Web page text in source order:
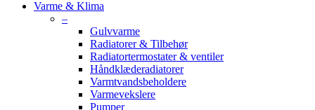
Varme & Klima
–
Gulvvarme
Radiatorer & Tilbehør
Radiatortermostater & ventiler
Håndklæderadiatorer
Varmtvandsbeholdere
Varmevekslere
Pumper